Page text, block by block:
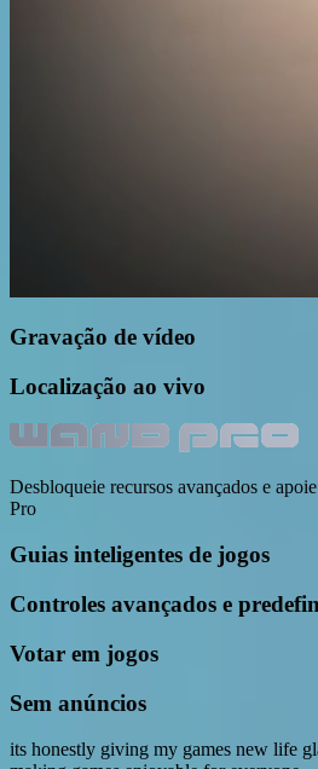
Gravação de vídeo
Localização ao vivo
Desbloqueie recursos avançados e
Pro
Guias inteligentes de jogos
Controles avançados e
Votar em jogos
Sem anúncios
its honestly giving my games new life